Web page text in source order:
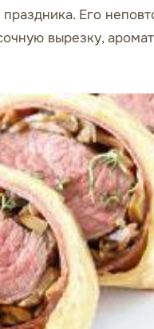
Его
вырезку,